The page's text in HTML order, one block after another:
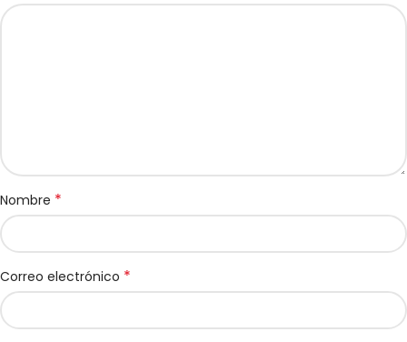
Nombre *
Correo electrónico *